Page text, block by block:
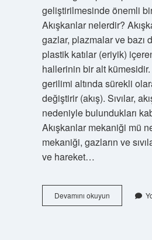
geliştirilmesinde önemli bir
Akışkanlar nelerdir?
gazlar, plazmalar ve bazı
plastik katılar (eriyik)
hallerinin bir alt kümesidir.
gerilimi altında sürekli
değiştirir (akış). Sıvılar,
nedeniyle bulundukları
Akışkanlar mekaniği mü
mekaniği, gazların ve
ve hareket…
Devamını okuyunAkışkanlar
Statiği